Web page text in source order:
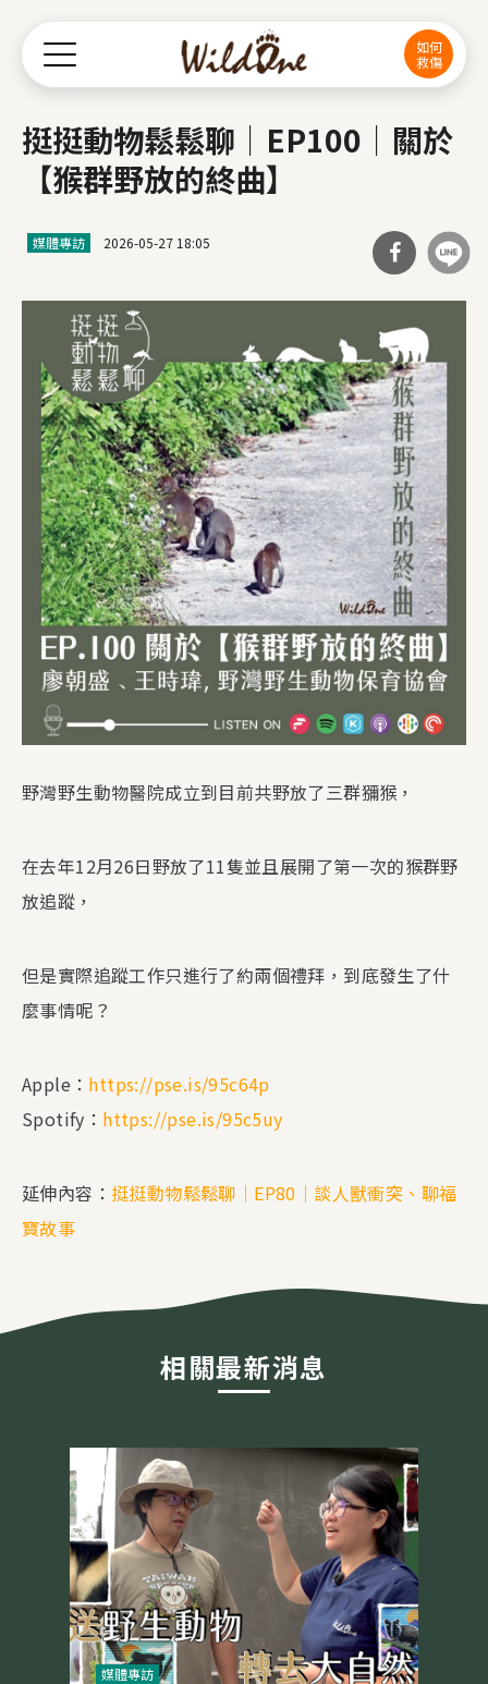
挺挺動物鬆鬆聊│EP100│關於
【猴群野放的終曲】
媒體專訪 2026-05-27 18:05
分享
到Fa
cebo
ok
野灣野生動物醫院成立到目前共野放了三群獼猴，
在去年12月26日野放了11隻並且展開了第一次的猴群野
放追蹤，
但是實際追蹤工作只進行了約兩個禮拜，到底發生了什
麼事情呢？
Apple： https://pse.is/95c64p
Spotify： https://pse.is/95c5uy
延伸內容： 挺挺動物鬆鬆聊│EP80│談人獸衝突、聊福
寶故事
相關最新消息
媒體專訪
如何
救傷